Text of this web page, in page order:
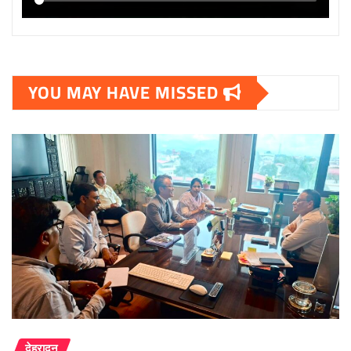
YOU MAY HAVE MISSED
देहरादून